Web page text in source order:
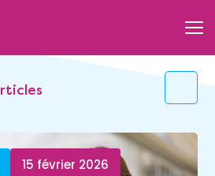
15 février 2026